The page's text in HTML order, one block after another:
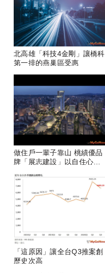
北高雄「科技4金剛」讓橋科
第一排的燕巢區受惠
做住戶一輩子靠山 桃績優品
牌「展志建設」以自住心蓋
「這原因」讓全台Q3推案創
歷史次高